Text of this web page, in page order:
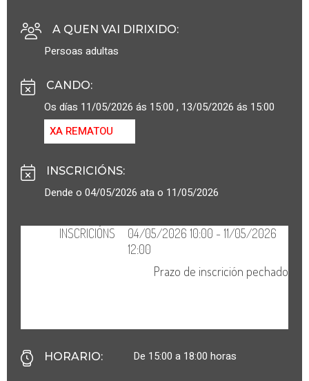
A QUEN VAI DIRIXIDO:
Persoas adultas
CANDO:
Os días 11/05/2026 ás 15:00 , 13/05/2026 ás 15:00
XA REMATOU
INSCRICIÓNS:
Dende o 04/05/2026 ata o 11/05/2026
HORARIO: De 15:00 a 18:00 horas